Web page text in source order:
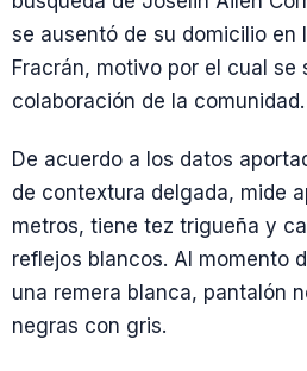
se ausentó de su domicilio en
Fracrán, motivo por el cual se
colaboración de la comunidad.
De acuerdo a los datos
de contextura delgada, mide
metros, tiene tez trigueña y
reflejos blancos. Al momento
una remera blanca, pantalón
negras con gris.